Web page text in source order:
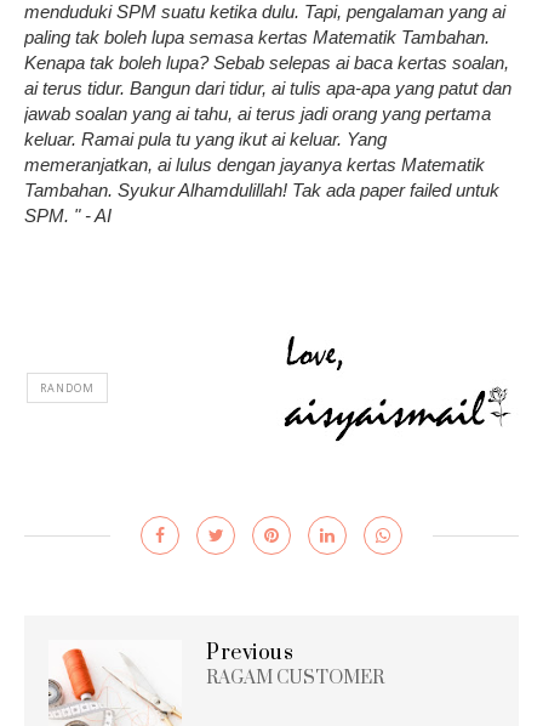
menduduki SPM suatu ketika dulu. Tapi, pengalaman yang ai
paling tak boleh lupa semasa kertas Matematik Tambahan.
Kenapa tak boleh lupa? Sebab selepas ai baca kertas soalan,
ai terus tidur. Bangun dari tidur, ai tulis apa-apa yang patut dan
jawab soalan yang ai tahu, ai terus jadi orang yang pertama
keluar. Ramai pula tu yang ikut ai keluar. Yang
memeranjatkan, ai lulus dengan jayanya kertas Matematik
Tambahan. Syukur Alhamdulillah! Tak ada paper failed untuk
SPM. " - AI
RANDOM
Previous
RAGAM CUSTOMER